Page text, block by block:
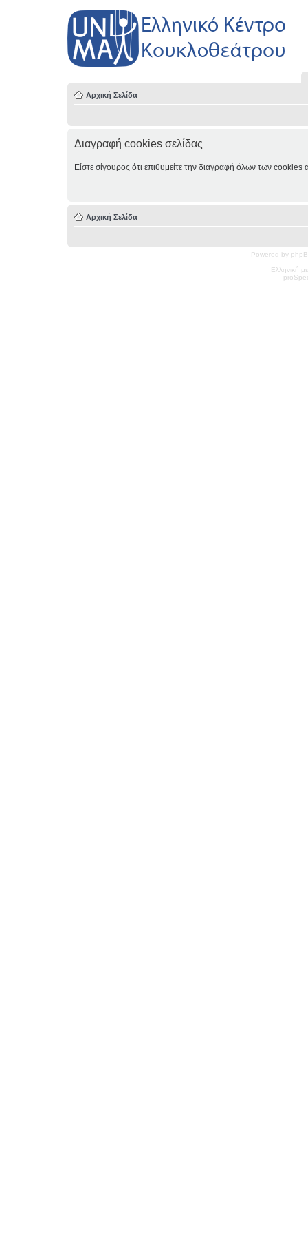
Αρχική Σελίδα
Διαγραφή cookies σελίδας
Είστε σίγουρος ότι επιθυμείτε την διαγραφή όλων των cookies
Αρχική Σελίδα
Powered by
Ελληνική
pro